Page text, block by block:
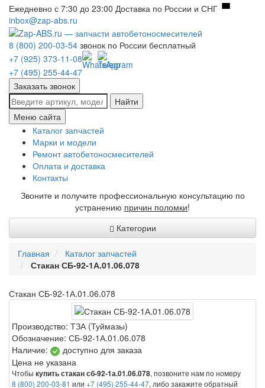
Ежедневно с 7:30 до 23:00 Доставка по России и СНГ
inbox@zap-abs.ru
8 (800) 200-03-54 звонок по России бесплатный
+7 (925) 373-11-08
+7 (495) 255-44-47
Заказать звонок
Найти
Меню сайта
Каталог запчастей
Марки и модели
Ремонт автобетоносмесителей
Оплата и доставка
Контакты
Звоните и получите профессиональную консультацию по
устранению причин поломки!
Категории
Главная
Каталог запчастей
Стакан СБ-92-1А.01.06.078
Стакан СБ-92-1А.01.06.078
Производство: ТЗА (Туймазы)
Обозначение: СБ-92-1А.01.06.078
Наличие:
доступно для заказа
Цена не указана
Чтобы купить стакан сб-92-1а.01.06.078, позвоните нам по номеру
8 (800) 200-03-81 или +7 (495) 255-44-47, либо закажите обратный